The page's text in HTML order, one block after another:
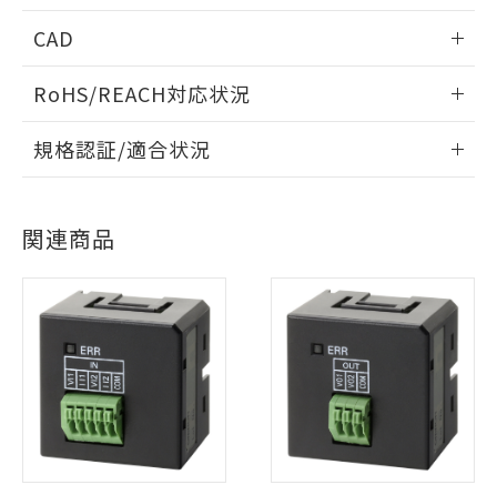
CAD
ログイン/会員登録いただくと、CADデータをダウンロー
ドすることができます。
ダウンロードデータをご利用いただく前に、以下を必ずお読
みください。
ソフトウェアの使用条件
RoHS/REACH対応状況
EU RoHS 注意事項・凡例
対応状況 ※1
対応済み
中国 RoHS 注意事項・凡例
中国 RoHS表※1 ※2
規格認証/適合状況
Yes
（イギリス
船舶規格）
DNV型式承認
（ノルウェー
船舶規格）
BV型式承認
（フランス
船舶規格）
KR型式
（韓国
船舶規格
No No
関連商品